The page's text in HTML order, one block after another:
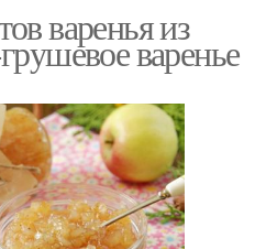
варенья из
варенье